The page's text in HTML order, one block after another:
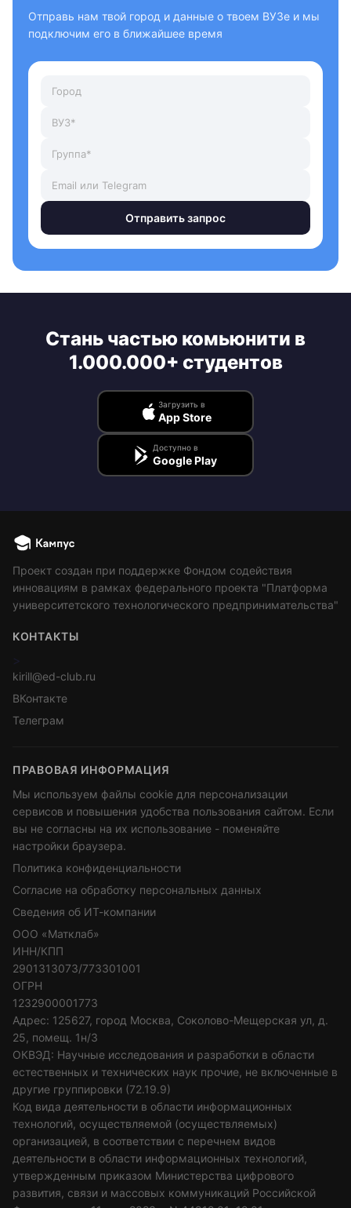
Отправь нам твой город и данные о твоем ВУЗе и мы
подключим его в ближайшее время
Отправить запрос
Стань частью комьюнити в
1.000.000+ студентов
Загрузить в
App Store
Доступно в
Google Play
Проект создан при поддержке Фондом содействия
инновациям в рамках федерального проекта "Платформа
университетского технологического предпринимательства"
КОНТАКТЫ
>
kirill@ed-club.ru
ВКонтакте
Телеграм
ПРАВОВАЯ ИНФОРМАЦИЯ
Мы используем файлы cookie для персонализации
сервисов и повышения удобства пользования сайтом. Если
вы не согласны на их использование - поменяйте
настройки браузера.
Политика конфиденциальности
Согласие на обработку персональных данных
Сведения об ИТ-компании
ООО «Матклаб»
ИНН/КПП
2901313073/773301001
ОГРН
1232900001773
Адрес: 125627, город Москва, Соколово-Мещерская ул, д.
25, помещ. 1н/3
ОКВЭД: Научные исследования и разработки в области
естественных и технических наук прочие, не включенные в
другие группировки (72.19.9)
Код вида деятельности в области информационных
технологий, осуществляемой (осуществляемых)
организацией, в соответствии с перечнем видов
деятельности в области информационных технологий,
утвержденным приказом Министерства цифрового
развития, связи и массовых коммуникаций Российской